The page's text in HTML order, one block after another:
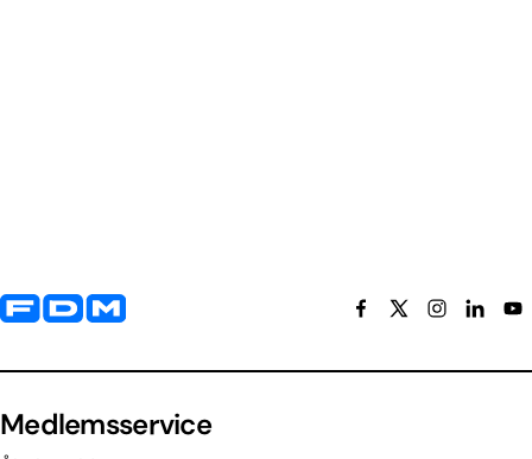
Yderligere information og kontaktoplysninger
Medlemsservice